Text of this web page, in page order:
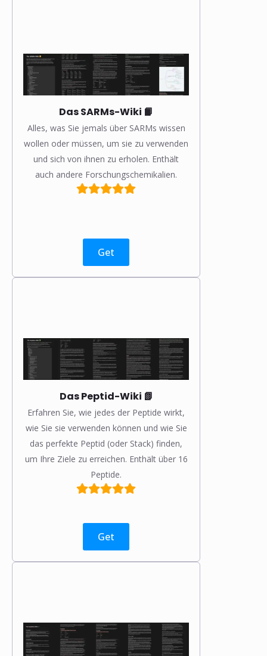
Das SARMs-Wiki 📙
Alles, was Sie jemals über SARMs wissen
wollen oder müssen, um sie zu verwenden
und sich von ihnen zu erholen. Enthält
auch andere Forschungschemikalien.
Get
Das Peptid-Wiki 📗
Erfahren Sie, wie jedes der Peptide wirkt,
wie Sie sie verwenden können und wie Sie
das perfekte Peptid (oder Stack) finden,
um Ihre Ziele zu erreichen. Enthält über 16
Peptide.
Get